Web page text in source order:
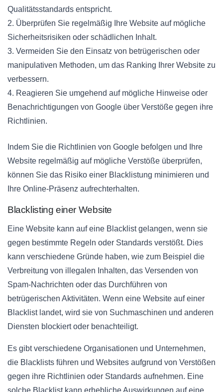
Qualitätsstandards entspricht.
2. Überprüfen Sie regelmäßig Ihre Website auf mögliche
Sicherheitsrisiken oder schädlichen Inhalt.
3. Vermeiden Sie den Einsatz von betrügerischen oder
manipulativen Methoden, um das Ranking Ihrer Website zu
verbessern.
4. Reagieren Sie umgehend auf mögliche Hinweise oder
Benachrichtigungen von Google über Verstöße gegen ihre
Richtlinien.
Indem Sie die Richtlinien von Google befolgen und Ihre
Website regelmäßig auf mögliche Verstöße überprüfen,
können Sie das Risiko einer Blacklistung minimieren und
Ihre Online-Präsenz aufrechterhalten.
Blacklisting einer Website
Eine Website kann auf eine Blacklist gelangen, wenn sie
gegen bestimmte Regeln oder Standards verstößt. Dies
kann verschiedene Gründe haben, wie zum Beispiel die
Verbreitung von illegalen Inhalten, das Versenden von
Spam-Nachrichten oder das Durchführen von
betrügerischen Aktivitäten. Wenn eine Website auf einer
Blacklist landet, wird sie von Suchmaschinen und anderen
Diensten blockiert oder benachteiligt.
Es gibt verschiedene Organisationen und Unternehmen,
die Blacklists führen und Websites aufgrund von Verstößen
gegen ihre Richtlinien oder Standards aufnehmen. Eine
solche Blacklist kann erhebliche Auswirkungen auf eine